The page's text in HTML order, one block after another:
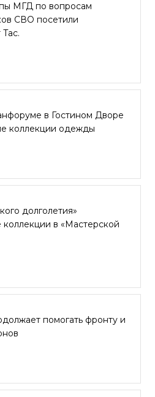
МГД по вопросам
СВО посетили
в Гостином Дворе
коллекции одежды
долголетия»
в «Мастерской
помогать фронту и